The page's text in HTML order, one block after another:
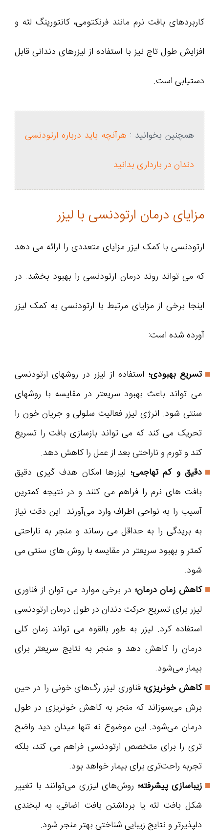
کاربردهای بافت نرم مانند فرنکتومی، کانتورینگ لثه و
افزایش طول تاج نیز با استفاده از لیزرهای دندانی قابل
دستیابی است.
همچنین بخوانید : هرآنچه باید درباره ارتودنسی
دندان در بارداری بدانید
مزایای درمان ارتودنسی با لیزر
ارتودنسی با کمک لیزر مزایای متعددی را ارائه می دهد
که می تواند روند درمان ارتودنسی را بهبود بخشد. در
اینجا برخی از مزایای مرتبط با ارتودنسی به کمک لیزر
آورده شده است:
تسریع بهبودی؛ استفاده از لیزر در روشهای ارتودنسی
می تواند باعث بهبود سریعتر در مقایسه با روشهای
سنتی شود. انرژی لیزر فعالیت سلولی و جریان خون را
تحریک می کند که می تواند بازسازی بافت را تسریع
کند و تورم و ناراحتی بعد از عمل را کاهش دهد.
دقیق و کم تهاجمی؛ لیزرها امکان هدف گیری دقیق
بافت های نرم را فراهم می کنند و در نتیجه کمترین
آسیب را به نواحی اطراف وارد می‌آورند. این دقت نیاز
به بریدگی را به حداقل می رساند و منجر به ناراحتی
کمتر و بهبود سریعتر در مقایسه با روش های سنتی می
شود.
کاهش زمان درمان؛ در برخی موارد می توان از فناوری
لیزر برای تسریع حرکت دندان در طول درمان ارتودنسی
استفاده کرد. لیزر به طور بالقوه می تواند زمان کلی
درمان را کاهش دهد و منجر به نتایج سریعتر برای
بیمار می‌شود.
کاهش خونریزی؛ فناوری لیزر رگ‌های خونی را در حین
برش می‌سوزاند که منجر به کاهش خونریزی در طول
درمان می‌شود. این موضوع نه تنها میدان دید واضح
تری را برای متخصص ارتودنسی فراهم می کند، بلکه
تجربه راحت‌تری برای بیمار خواهد بود.
زیباسازی پیشرفته؛ روش‌های لیزری می‌توانند با تغییر
شکل بافت لثه یا برداشتن بافت اضافی، به لبخندی
دلپذیرتر و نتایج زیبایی شناختی بهتر منجر شود.